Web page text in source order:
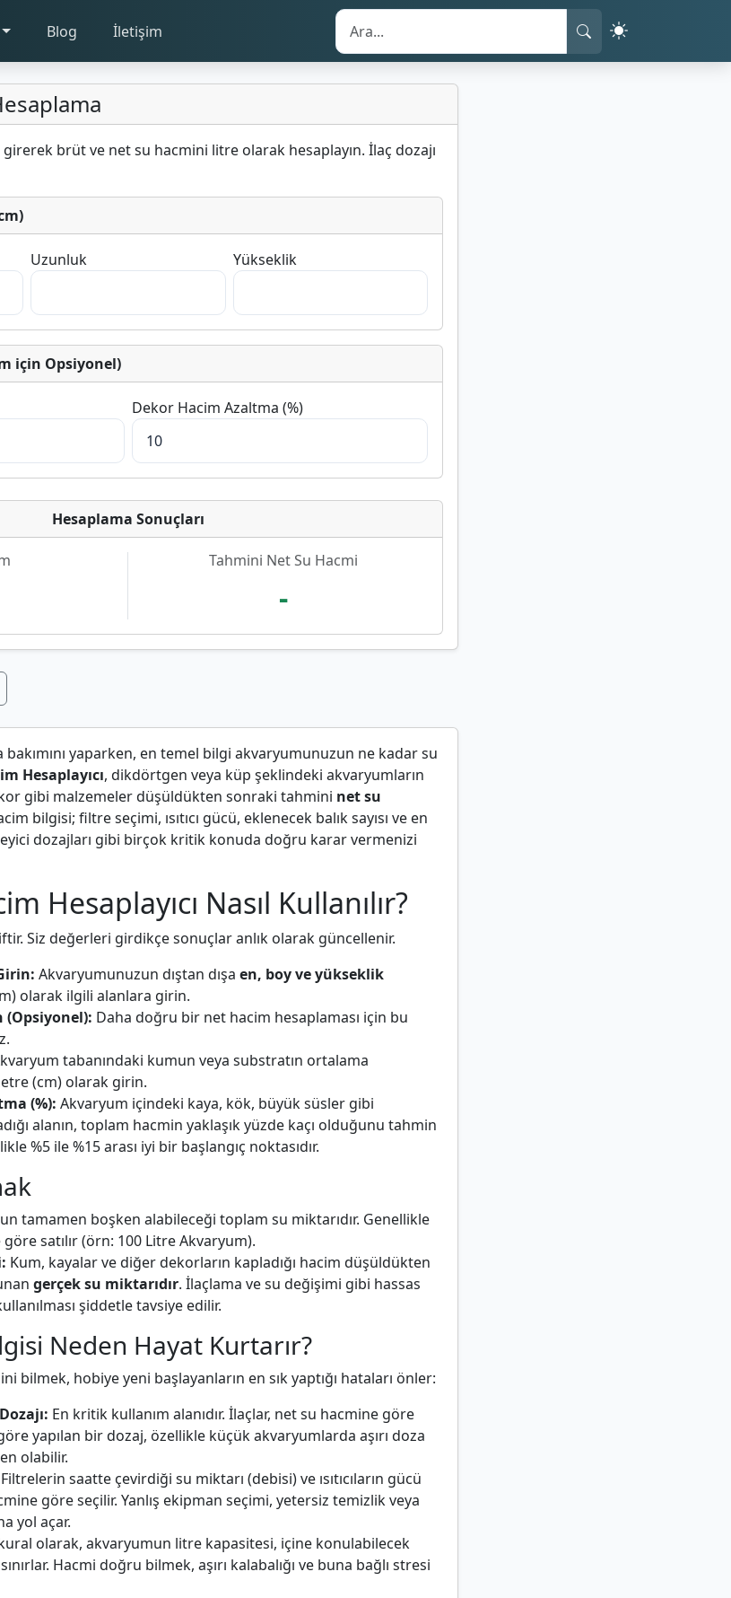
Blog İletişim
brüt ve net su hacmini litre olarak hesaplayın. İlaç dozajı
Uzunluk Yükseklik
için Opsiyonel)
Dekor Hacim Azaltma (%)
Hesaplama Sonuçları
Tahmini Net Su Hacmi
-
yaparken, en temel bilgi akvaryumunuzun ne kadar su
Hesaplayıcı, dikdörtgen veya küp şeklindeki akvaryumların
gibi malzemeler düşüldükten sonraki tahmini net su
bilgisi; filtre seçimi, ısıtıcı gücü, eklenecek balık sayısı ve en
dozajları gibi birçok kritik konuda doğru karar vermenizi
Hesaplayıcı Nasıl Kullanılır?
Siz değerleri girdikçe sonuçlar anlık olarak güncellenir.
Akvaryumunuzun dıştan dışa en, boy ve yükseklik
olarak ilgili alanlara girin.
Daha doğru bir net hacim hesaplaması için bu
tabanındaki kumun veya substratın ortalama
(cm) olarak girin.
(%): Akvaryum içindeki kaya, kök, büyük süsler gibi
alanın, toplam hacmin yaklaşık yüzde kaçı olduğunu tahmin
%5 ile %15 arası iyi bir başlangıç noktasıdır.
tamamen boşken alabileceği toplam su miktarıdır. Genellikle
satılır (örn: 100 Litre Akvaryum).
Kum, kayalar ve diğer dekorların kapladığı hacim düşüldükten
gerçek su miktarıdır. İlaçlama ve su değişimi gibi hassas
şiddetle tavsiye edilir.
Neden Hayat Kurtarır?
bilmek, hobiye yeni başlayanların en sık yaptığı hataları önler:
En kritik kullanım alanıdır. İlaçlar, net su hacmine göre
yapılan bir dozaj, özellikle küçük akvaryumlarda aşırı doza
olabilir.
Filtrelerin saatte çevirdiği su miktarı (debisi) ve ısıtıcıların gücü
göre seçilir. Yanlış ekipman seçimi, yetersiz temizlik veya
yol açar.
olarak, akvaryumun litre kapasitesi, içine konulabilecek
Hacmi doğru bilmek, aşırı kalabalığı ve buna bağlı stresi